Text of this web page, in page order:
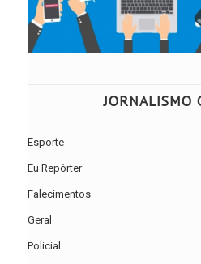
JORNALISMO
Esporte
Eu Repórter
Falecimentos
Geral
Policial